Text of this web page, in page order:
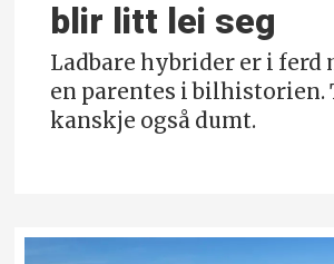
blir litt lei seg
Ladbare hybrider er i ferd
en parentes i bilhistorien.
kanskje også dumt.